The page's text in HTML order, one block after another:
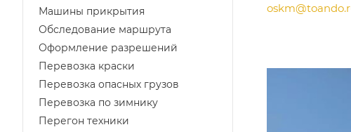
Машины прикрытия
Обследование маршрута
Оформление разрешений
Перевозка краски
Перевозка опасных грузов
Перевозка по зимнику
Перегон техники